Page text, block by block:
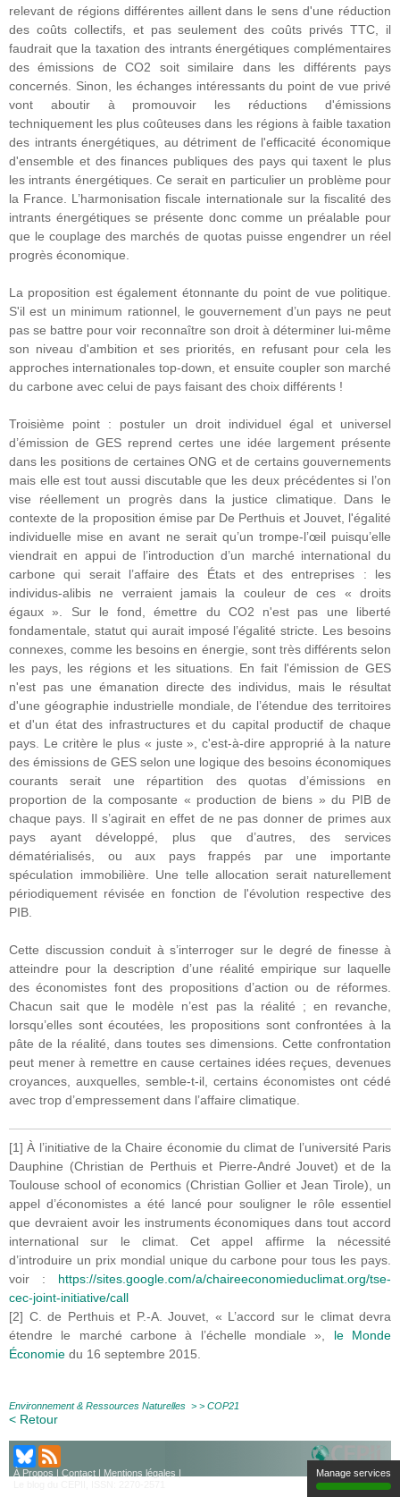
relevant de régions différentes aillent dans le sens d'une réduction
des coûts collectifs, et pas seulement des coûts privés TTC, il
faudrait que la taxation des intrants énergétiques complémentaires
des émissions de CO2 soit similaire dans les différents pays
concernés. Sinon, les échanges intéressants du point de vue privé
vont aboutir à promouvoir les réductions d'émissions
techniquement les plus coûteuses dans les régions à faible taxation
des intrants énergétiques, au détriment de l'efficacité économique
d'ensemble et des finances publiques des pays qui taxent le plus
les intrants énergétiques. Ce serait en particulier un problème pour
la France. L’harmonisation fiscale internationale sur la fiscalité des
intrants énergétiques se présente donc comme un préalable pour
que le couplage des marchés de quotas puisse engendrer un réel
progrès économique.
La proposition est également étonnante du point de vue politique.
S'il est un minimum rationnel, le gouvernement d’un pays ne peut
pas se battre pour voir reconnaître son droit à déterminer lui-même
son niveau d'ambition et ses priorités, en refusant pour cela les
approches internationales top-down, et ensuite coupler son marché
du carbone avec celui de pays faisant des choix différents !
Troisième point : postuler un droit individuel égal et universel
d’émission de GES reprend certes une idée largement présente
dans les positions de certaines ONG et de certains gouvernements
mais elle est tout aussi discutable que les deux précédentes si l’on
vise réellement un progrès dans la justice climatique. Dans le
contexte de la proposition émise par De Perthuis et Jouvet, l'égalité
individuelle mise en avant ne serait qu’un trompe-l’œil puisqu’elle
viendrait en appui de l’introduction d’un marché international du
carbone qui serait l’affaire des États et des entreprises : les
individus-alibis ne verraient jamais la couleur de ces « droits
égaux ». Sur le fond, émettre du CO2 n'est pas une liberté
fondamentale, statut qui aurait imposé l’égalité stricte. Les besoins
connexes, comme les besoins en énergie, sont très différents selon
les pays, les régions et les situations. En fait l'émission de GES
n'est pas une émanation directe des individus, mais le résultat
d'une géographie industrielle mondiale, de l’étendue des territoires
et d'un état des infrastructures et du capital productif de chaque
pays. Le critère le plus « juste », c'est-à-dire approprié à la nature
des émissions de GES selon une logique des besoins économiques
courants serait une répartition des quotas d’émissions en
proportion de la composante « production de biens » du PIB de
chaque pays. Il s’agirait en effet de ne pas donner de primes aux
pays ayant développé, plus que d’autres, des services
dématérialisés, ou aux pays frappés par une importante
spéculation immobilière. Une telle allocation serait naturellement
périodiquement révisée en fonction de l'évolution respective des
PIB.
Cette discussion conduit à s’interroger sur le degré de finesse à
atteindre pour la description d’une réalité empirique sur laquelle
des économistes font des propositions d’action ou de réformes.
Chacun sait que le modèle n’est pas la réalité ; en revanche,
lorsqu’elles sont écoutées, les propositions sont confrontées à la
pâte de la réalité, dans toutes ses dimensions. Cette confrontation
peut mener à remettre en cause certaines idées reçues, devenues
croyances, auxquelles, semble-t-il, certains économistes ont cédé
avec trop d’empressement dans l’affaire climatique.
[1] À l’initiative de la Chaire économie du climat de l’université Paris
Dauphine (Christian de Perthuis et Pierre-André Jouvet) et de la
Toulouse school of economics (Christian Gollier et Jean Tirole), un
appel d’économistes a été lancé pour souligner le rôle essentiel
que devraient avoir les instruments économiques dans tout accord
international sur le climat. Cet appel affirme la nécessité
d’introduire un prix mondial unique du carbone pour tous les pays.
voir : https://sites.google.com/a/chaireeconomieduclimat.org/tse-
cec-joint-initiative/call
[2] C. de Perthuis et P.-A. Jouvet, « L’accord sur le climat devra
étendre le marché carbone à l’échelle mondiale », le Monde
Économie du 16 septembre 2015.
Environnement & Ressources Naturelles > > COP21
< Retour
À Propos Contact Mentions légales Manage services